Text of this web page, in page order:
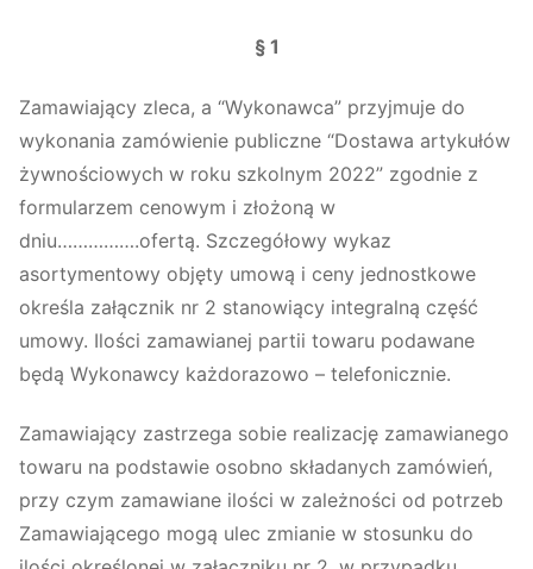
§ 1
Zamawiający zleca, a “Wykonawca” przyjmuje do
wykonania zamówienie publiczne “Dostawa artykułów
żywnościowych w roku szkolnym 2022” zgodnie z
formularzem cenowym i złożoną w
dniu…………….ofertą. Szczegółowy wykaz
asortymentowy objęty umową i ceny jednostkowe
określa załącznik nr 2 stanowiący integralną część
umowy. Ilości zamawianej partii towaru podawane
będą Wykonawcy każdorazowo – telefonicznie.
Zamawiający zastrzega sobie realizację zamawianego
towaru na podstawie osobno składanych zamówień,
przy czym zamawiane ilości w zależności od potrzeb
Zamawiającego mogą ulec zmianie w stosunku do